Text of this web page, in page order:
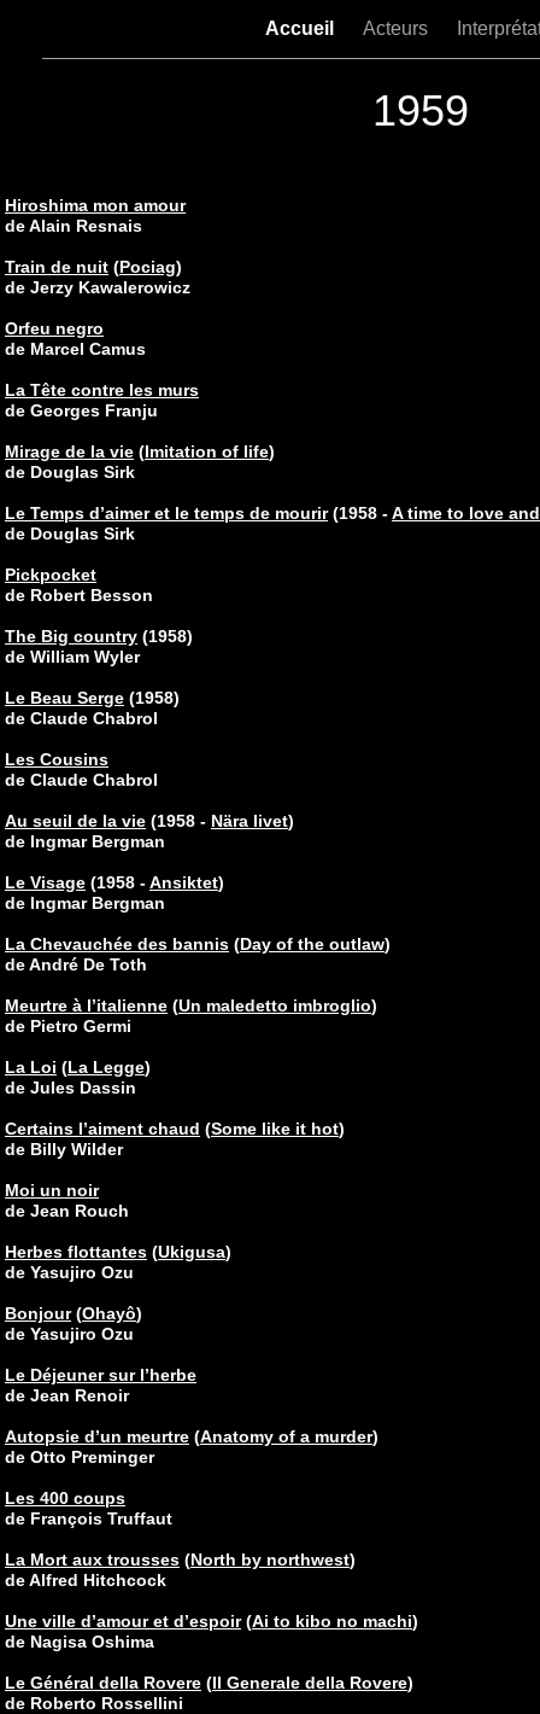
Accueil Acteurs
1959
Hiroshima mon amour
de Alain Resnais
Train de nuit (Pociag)
de Jerzy Kawalerowicz
Orfeu negro
de Marcel Camus
La Tête contre les murs
de Georges Franju
Mirage de la vie (Imitation of life)
de Douglas Sirk
Le Temps d’aimer et le temps de mourir(1958 -A time to love
de Douglas Sirk
Pickpocket
de Robert Besson
The Big country (1958)
de William Wyler
Le Beau Serge (1958)
de Claude Chabrol
Les Cousins
de Claude Chabrol
Au seuil de la vie (1958 - Nära livet)
de Ingmar Bergman
Le Visage (1958 -Ansiktet)
de Ingmar Bergman
La Chevauchée des bannis (Day of the outlaw)
de André De Toth
Meurtre à l’italienne (Un maledetto imbroglio)
de Pietro Germi
La Loi (La Legge)
de Jules Dassin
Certains l’aiment chaud (Some like it hot)
de Billy Wilder
Moi un noir
de Jean Rouch
Herbes flottantes (Ukigusa)
de Yasujiro Ozu
Bonjour(Ohayô)
de Yasujiro Ozu
Le Déjeuner sur l’herbe
de Jean Renoir
Autopsie d’un meurtre (Anatomy of a murder)
de Otto Preminger
Les 400 coups
de François Truffaut
La Mort aux trousses (North by northwest)
de Alfred Hitchcock
Une ville d’amour et d’espoir(Ai to kibo no machi)
de Nagisa Oshima
Le Général della Rovere (Il Generale della Rovere)
de Roberto Rossellini